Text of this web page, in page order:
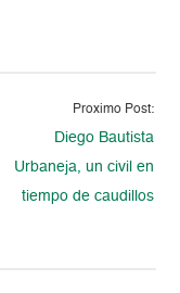
Proximo Post:
Diego Bautista
Urbaneja, un civil en
tiempo de caudillos